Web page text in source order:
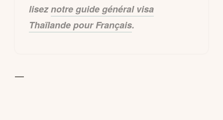
liseznotre guide général visa
Thaïlande pour Français.
—